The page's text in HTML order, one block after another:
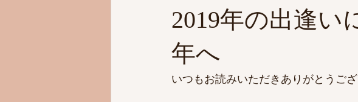
2019年の出逢い
年へ
いつもお読みいただきありがとうござ